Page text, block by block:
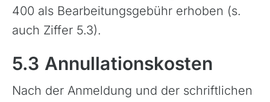
400 als Bearbeitungsgebühr erhoben (s.
auch Ziffer 5.3).
5.3 Annullationskosten
Nach der Anmeldung und der schriftlichen